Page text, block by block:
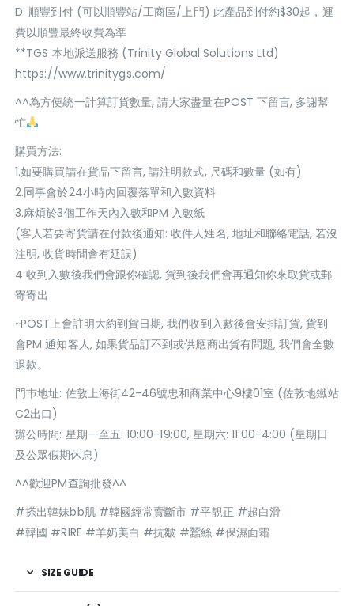
D. 順豐到付 (可以順豐站/工商區/上門) 此產品到付約$30起，運
費以順豐最終收費為準
**TGS 本地派送服務 (Trinity Global Solutions Ltd)
https://www.trinitygs.com/
^^為方便統一計算訂貨數量, 請大家盡量在POST 下留言, 多謝幫
忙
購買方法:
1.如要購買請在貨品下留言, 請注明款式, 尺碼和數量 (如有)
2.同事會於24小時內回覆落單和入數資料
3.麻煩於3個工作天內入數和PM 入數紙
(客人若要寄貨請在付款後通知: 收件人姓名, 地址和聯絡電話, 若沒
注明, 收貨時間會有延誤)
4 收到入數後我們會跟你確認, 貨到後我們會再通知你來取貨或郵
寄寄出
~POST上會註明大約到貨日期, 我們收到入數後會安排訂貨, 貨到
會PM 通知客人, 如果貨品訂不到或供應商出貨有問題, 我們會全數
退款。
門巿地址: 佐敦上海街42-46號忠和商業中心9樓01室 (佐敦地鐵站
C2出口)
辦公時間: 星期一至五: 10:00-19:00, 星期六: 11:00-4:00 (星期日
及公眾假期休息)
^^歡迎PM查詢批發^^
#搽出韓妹bb肌 #韓國經常賣斷市 #平靚正 #超白滑
#韓國 #RIRE #羊奶美白 #抗皺 #蠶絲 #保濕面霜
SIZE GUIDE